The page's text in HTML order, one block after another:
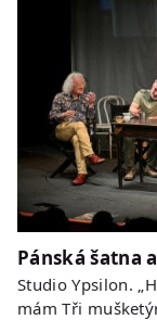
Pánská šatna
Studio Ypsilon.
mám Tři